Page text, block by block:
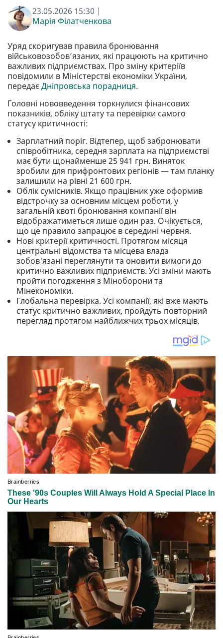
23.05.2026 15:30 |
Марія Філатченкова
Уряд скоригував правила бронювання
військовозобов’язаних, які працюють на критично
важливих підприємствах. Про зміну критеріїв
повідомили в Міністерстві економіки України,
передаєДніпровська порадниця.
Головні нововведення торкнулися фінансових
показників, обліку штату та перевірки самого
статусу критичності:
Зарплатний поріг. Відтепер, щоб забронювати
співробітника, середня зарплата на підприємстві
має бути щонайменше 25 941 грн. Виняток
зробили для прифронтових регіонів — там планку
залишили на рівні 21 600 грн.
Облік сумісників. Якщо працівник уже оформив
відстрочку за основним місцем роботи, у
загальній квоті бронювання компанії він
відображатиметься лише один раз. Очікується,
що це правило запрацює в середині червня.
Нові критерії критичності. Протягом місяця
центральні відомства та місцева влада
зобов'язані переглянути та оновити вимоги до
критично важливих підприємств. Усі зміни мають
пройти погодження з Міноборони та
Мінекономіки.
Глобальна перевірка. Усі компанії, які вже мають
статус критично важливих, пройдуть повторний
перегляд протягом найближчих трьох місяців.